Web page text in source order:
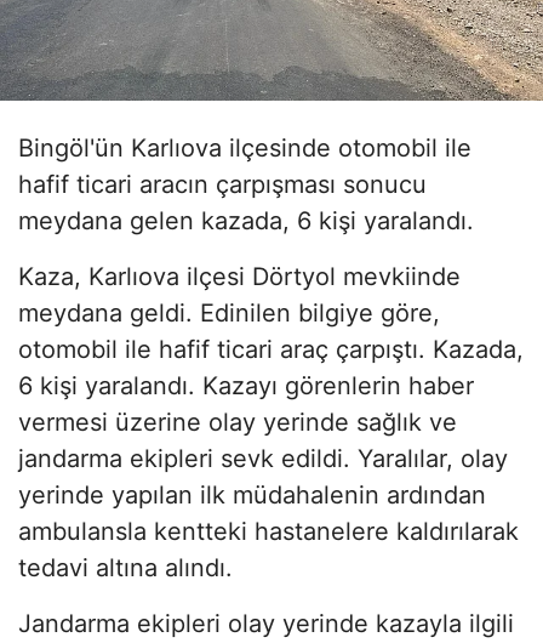
Bingöl'ün Karlıova ilçesinde otomobil ile
hafif ticari aracın çarpışması sonucu
meydana gelen kazada, 6 kişi yaralandı.
Kaza, Karlıova ilçesi Dörtyol mevkiinde
meydana geldi. Edinilen bilgiye göre,
otomobil ile hafif ticari araç çarpıştı. Kazada,
6 kişi yaralandı. Kazayı görenlerin haber
vermesi üzerine olay yerinde sağlık ve
jandarma ekipleri sevk edildi. Yaralılar, olay
yerinde yapılan ilk müdahalenin ardından
ambulansla kentteki hastanelere kaldırılarak
tedavi altına alındı.
Jandarma ekipleri olay yerinde kazayla ilgili